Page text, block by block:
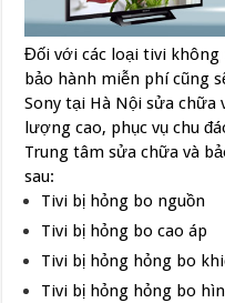
Đối với các loại tivi không
bảo hành miễn phí cũng
Sony tại Hà Nội sửa chữa
lượng cao, phục vụ chu
Trung tâm sửa chữa và
sau:
Tivi bị hỏng bo nguồn
Tivi bị hỏng bo cao áp
Tivi bị hỏng hỏng bo
Tivi bị hỏng hỏng bo